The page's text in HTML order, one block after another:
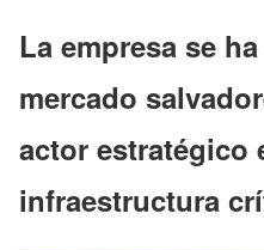
La empresa se
mercado
actor estratégico
infraestructura